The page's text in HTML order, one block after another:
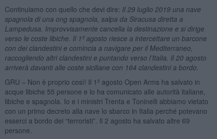
Continuiamo con quello che devi dire: Il 29 luglio 2019 una nave
spagnola di una ong spagnola, salpa da Siracusa diretta a
Lampedusa. Improvvisamente cancella la destinazione e si dirige
verso le coste libiche. Il 1º agosto riesce a intercettare un barcone
con dei clandestini e comincia a navigare per il Mediterraneo,
raccogliendo altri clandestini e puntando verso l’Italia. Il 20 agosto
arriverà davanti alle coste siciliane con 164 clandestini a bordo.
GRU – Non è proprio così! Il 1º agosto Open Arms ha salvato in
acque libiche 55 persone e lo ha comunicato alle autorità italiane,
libiche e spagnola. Io e i ministri Trenta e Toninelli abbiamo vietato
con un primo decreto alla nave lo sbarco in Italia perché potevano
esserci a bordo dei “terroristi”. Il 2 agosto ha salvato altre 69
persone.